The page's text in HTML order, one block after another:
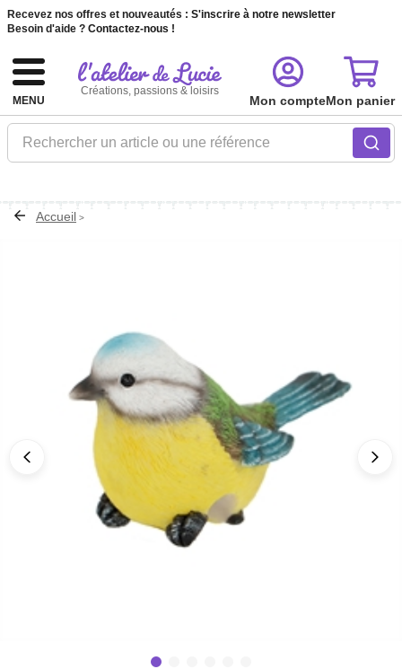
Recevez nos offres et nouveautés : S'inscrire à notre newsletter
Besoin d'aide ? Contactez-nous !
MENU
Créations, passions & loisirs
Rechercher un article ou une référence
Mon compteMon panier
Accueil >